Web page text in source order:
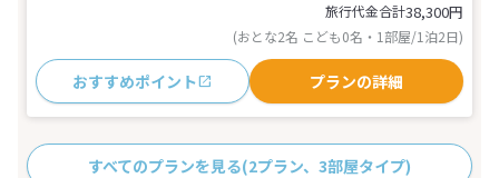
旅行代金合計38,300円
(おとな2名 こども0名・1部屋/1泊2日)
おすすめポイント プランの詳細
すべてのプランを見る(2プラン、3部屋タイプ)